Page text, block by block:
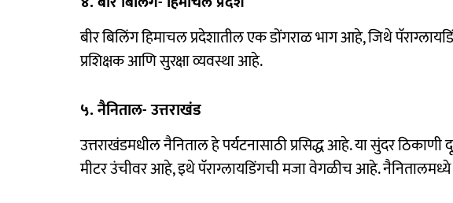
बीर बिलिंग हिमाचल प्रदेशातील एक डोंगराळ भाग आहे, जिथे
प्रशिक्षक आणि सुरक्षा व्यवस्था आहे.
५. नैनिताल- उत्तराखंड
उत्तराखंडमधील नैनिताल हे पर्यटनासाठी प्रसिद्ध आहे. या सुंदर
मीटर उंचीवर आहे, इथे पॅराग्लायडिंगची मजा वेगळीच आहे.